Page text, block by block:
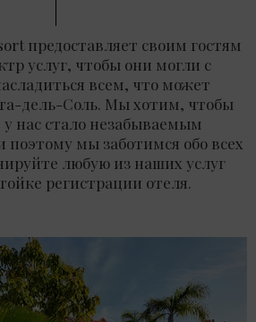
предоставляет своим гостям
услуг, чтобы они могли с
всем, что может
дель-Соль. Мы хотим, чтобы
нас стало незабываемым
мы заботимся обо всех
любую из наших услуг
регистрации отеля.